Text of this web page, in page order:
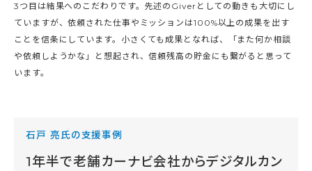
3つ目は結果へのこだわりです。先述のGiverとしての動きも大切にし
ていますが、依頼された仕事やミッションは100%以上の成果を出す
ことを信条にしています。小さくても成果となれば、「また何か相談
や依頼しようかな」と想起され、信頼残高の貯金にも繋がると思って
います。
石戸 亮氏の支援事例
1年半で老舗カーナビ会社からデジタルカン